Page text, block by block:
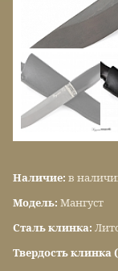
Наличие: в
Модель: Мангуст
Сталь клинка:
Твердость клинка